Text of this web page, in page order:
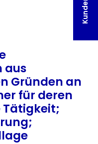
aus
Gründen an
für deren